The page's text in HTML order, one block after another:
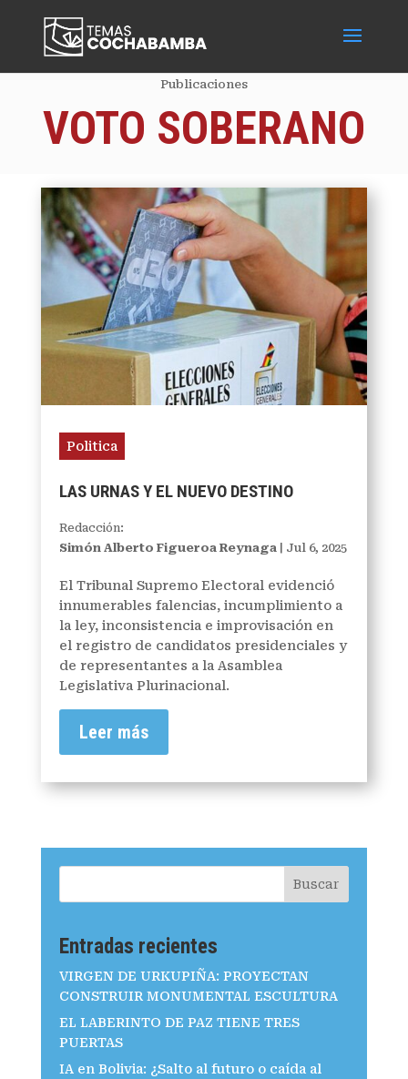
Publicaciones
VOTO SOBERANO
Politica
LAS URNAS Y EL NUEVO DESTINO
Redacción:
Simón Alberto Figueroa Reynaga Jul 6, 2025
El Tribunal Supremo Electoral evidenció
innumerables falencias, incumplimiento a
la ley, inconsistencia e improvisación en
el registro de candidatos presidenciales y
de representantes a la Asamblea
Legislativa Plurinacional.
Leer más
Buscar
Entradas recientes
VIRGEN DE URKUPIÑA: PROYECTAN
CONSTRUIR MONUMENTAL ESCULTURA
EL LABERINTO DE PAZ TIENE TRES
PUERTAS
IA en Bolivia: ¿Salto al futuro o caída al